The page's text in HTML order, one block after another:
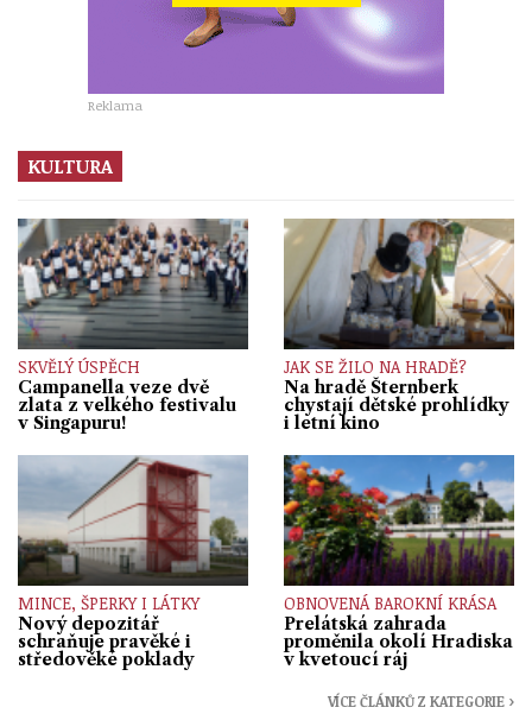
Reklama
KULTURA
SKVĚLÝ ÚSPĚCH
Campanella veze dvě
zlata z velkého festivalu
v Singapuru!
JAK SE ŽILO NA HRADĚ?
Na hradě Šternberk
chystají dětské prohlídky
i letní kino
MINCE, ŠPERKY I LÁTKY
Nový depozitář
schraňuje pravěké i
středověké poklady
OBNOVENÁ BAROKNÍ KRÁSA
Prelátská zahrada
proměnila okolí Hradiska
v kvetoucí ráj
VÍCE ČLÁNKŮ Z KATEGORIE ›